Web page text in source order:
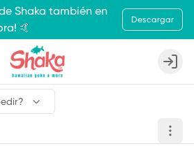
Shaka también en
🤙
Descargar
Login